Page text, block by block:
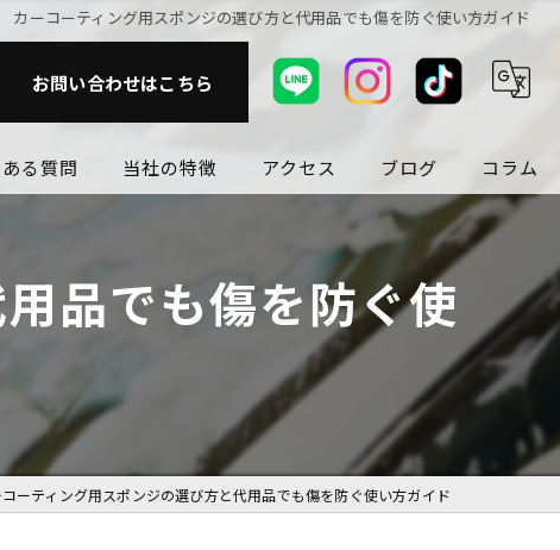
カーコーティング用スポンジの選び方と代用品でも傷を防ぐ使い方ガイド
お問い合わせはこちら
る質問 当社の特徴
カスタム
持ちが良い
アクセス ブログ コラム
品でも傷を防ぐ使
ーティング用スポンジの選び方と代用品でも傷を防ぐ使い方ガイド